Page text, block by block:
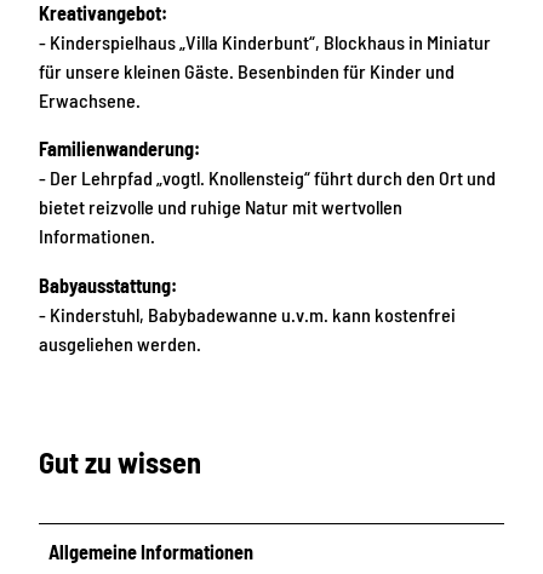
Kreativangebot:
- Kinderspielhaus „Villa Kinderbunt“, Blockhaus in Miniatur
für unsere kleinen Gäste. Besenbinden für Kinder und
Erwachsene.
Familienwanderung:
- Der Lehrpfad „vogtl. Knollensteig“ führt durch den Ort und
bietet reizvolle und ruhige Natur mit wertvollen
Informationen.
Babyausstattung:
- Kinderstuhl, Babybadewanne u.v.m. kann kostenfrei
ausgeliehen werden.
Gut zu wissen
Allgemeine Informationen